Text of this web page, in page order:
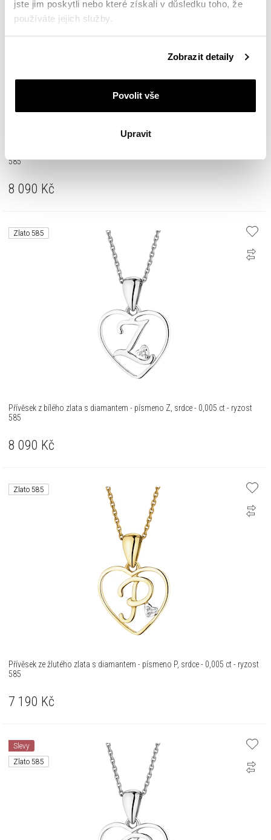
jste jim poskytli nebo které získali v důsledku toho, že
používáte jejich služby.
Zásadách ochrany osobních údajů
Zobrazit detaily
Povolit vše
Upravit
585
8 090 Kč
Zlato 585
Přívěsek z bílého zlata s diamantem - písmeno Z, srdce - 0,005 ct - ryzost
585
8 090 Kč
Zlato 585
Přívěsek ze žlutého zlata s diamantem - písmeno P, srdce - 0,005 ct - ryzost
585
7 190 Kč
Slevy
Zlato 585